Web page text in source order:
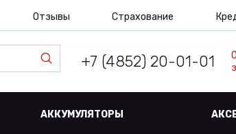
Отзывы Страхование
+7 (4852) 20-01-01
АККУМУЛЯТОРЫ